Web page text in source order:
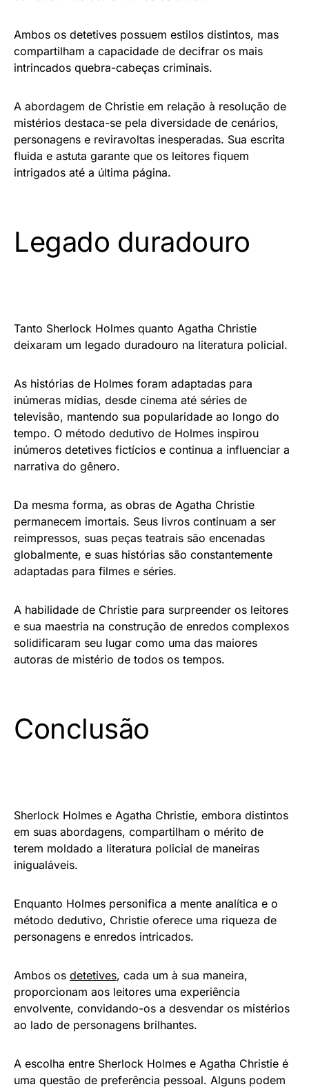
Ambos os detetives possuem estilos distintos, mas
compartilham a capacidade de decifrar os mais
intrincados quebra-cabeças criminais.
A abordagem de Christie em relação à resolução de
mistérios destaca-se pela diversidade de cenários,
personagens e reviravoltas inesperadas. Sua escrita
fluida e astuta garante que os leitores fiquem
intrigados até a última página.
Legado duradouro
Tanto Sherlock Holmes quanto Agatha Christie
deixaram um legado duradouro na literatura policial.
As histórias de Holmes foram adaptadas para
inúmeras mídias, desde cinema até séries de
televisão, mantendo sua popularidade ao longo do
tempo. O método dedutivo de Holmes inspirou
inúmeros detetives fictícios e continua a influenciar a
narrativa do gênero.
Da mesma forma, as obras de Agatha Christie
permanecem imortais. Seus livros continuam a ser
reimpressos, suas peças teatrais são encenadas
globalmente, e suas histórias são constantemente
adaptadas para filmes e séries.
A habilidade de Christie para surpreender os leitores
e sua maestria na construção de enredos complexos
solidificaram seu lugar como uma das maiores
autoras de mistério de todos os tempos.
Conclusão
Sherlock Holmes e Agatha Christie, embora distintos
em suas abordagens, compartilham o mérito de
terem moldado a literatura policial de maneiras
inigualáveis.
Enquanto Holmes personifica a mente analítica e o
método dedutivo, Christie oferece uma riqueza de
personagens e enredos intricados.
Ambos os detetives, cada um à sua maneira,
proporcionam aos leitores uma experiência
envolvente, convidando-os a desvendar os mistérios
ao lado de personagens brilhantes.
A escolha entre Sherlock Holmes e Agatha Christie é
uma questão de preferência pessoal. Alguns podem